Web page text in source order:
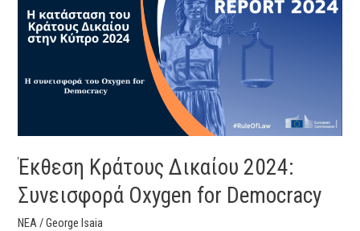
Έκθεση Κράτους Δικαίου 2024:
Συνεισφορά Oxygen for Democracy
ΝΕΑ/George Isaia
2024:
Συνεισφορά
for
Democracy